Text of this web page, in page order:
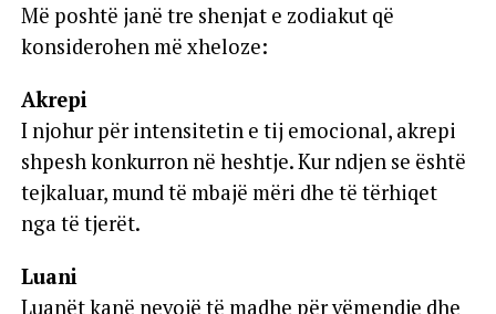
Më poshtë janë tre shenjat e zodiakut që
konsiderohen më xheloze:
Akrepi
I njohur për intensitetin e tij emocional, akrepi
shpesh konkurron në heshtje. Kur ndjen se është
tejkaluar, mund të mbajë mëri dhe të tërhiqet
nga të tjerët.
Luani
Luanët kanë nevojë të madhe për vëmendje dhe